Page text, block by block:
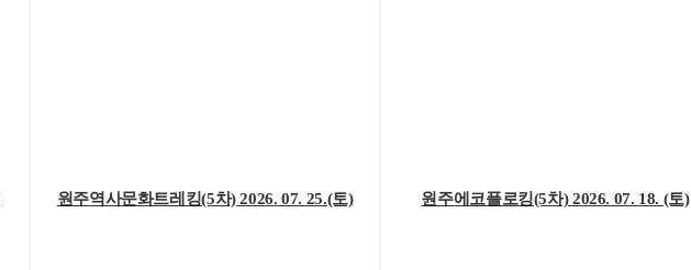
원주역사문화트레킹(5차) 2026. 07. 25.(토) 원주에코플로킹(5차) 2026. 07. 18. (토)